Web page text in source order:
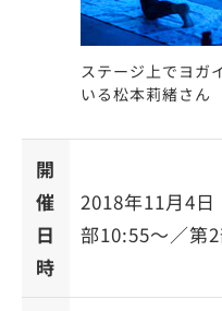
ステージ上でヨガ
いる松本莉緒さん
開
催
日
時
2018年11月4
部10:55〜／第